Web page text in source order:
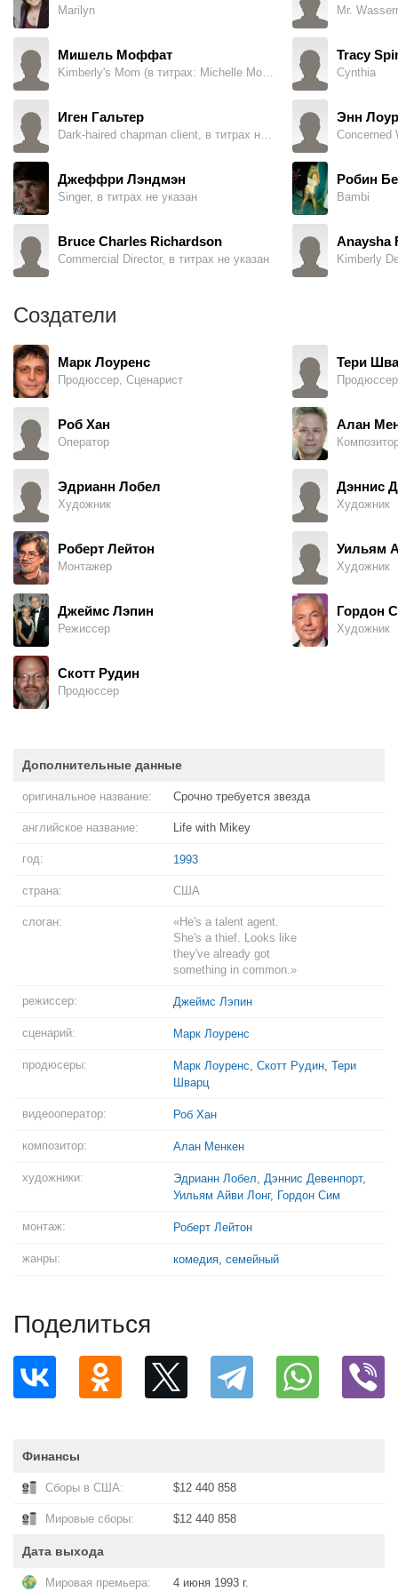
Marilyn
Мишель Моффат
Kimberly's Mom (в титрах: Michelle Moffett)
Иген Гальтер
Dark-haired chapman client, в титрах не указан
Джеффри Лэндмэн
Singer, в титрах не указан
Bruce Charles Richardson
Commercial Director, в титрах не указан
Mr.
Tracy
Cynthia
Энн
Concerned
Робин
Bambi
Anaysha
Kimberly
Создатели
Марк Лоуренс
Продюссер, Сценарист
Роб Хан
Оператор
Эдрианн Лобел
Художник
Роберт Лейтон
Монтажер
Джеймс Лэпин
Режиссер
Скотт Рудин
Продюссер
Тери
Продюссер
Алан
Дэннис
Художник
Уильям
Художник
Гордон
Художник
Дополнительные данные
оригинальное название: Срочно требуется звезда
английское название: Life with Mikey
год: 1993
страна: США
слоган:
«He's a talent agent.
She's a thief. Looks like
they've already got
something in common.»
режиссер: Джеймс Лэпин
сценарий: Марк Лоуренс
продюсеры: Марк Лоуренс, Скотт Рудин, Тери
Шварц
видеооператор: Роб Хан
композитор: Алан Менкен
художники: Эдрианн Лобел, Дэннис Девенпорт,
Уильям Айви Лонг, Гордон Сим
монтаж: Роберт Лейтон
жанры: комедия, семейный
Поделиться
Финансы
Сборы в США: $12 440 858
Мировые сборы: $12 440 858
Дата выхода
Мировая премьера: 4 июня 1993 г.